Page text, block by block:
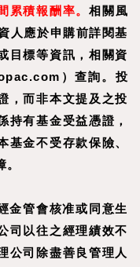
累積報酬率。相關風
人應於申購前詳閱基
目標等資訊，相關資
）查詢。 投
，而非本文提及之投
持有基金受益憑證，
基金不受存款保險、
金管會核准或同意生
司以往之經理績效不
公司除盡善良管理人